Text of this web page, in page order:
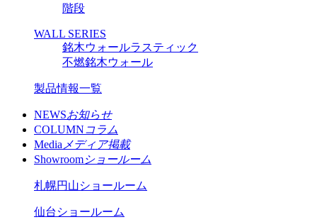
階段
WALL SERIES
銘木ウォールラスティック
不燃銘木ウォール
製品情報一覧
NEWSお知らせ
COLUMNコラム
Media メディア掲載
Showroomショールーム
札幌円山ショールーム
仙台ショールーム